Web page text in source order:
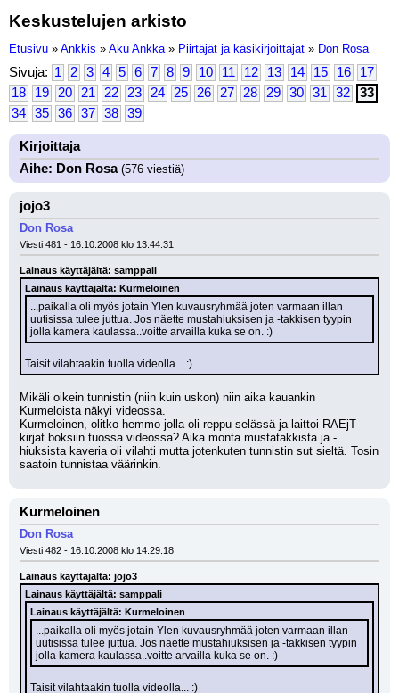
Keskustelujen arkisto
Etusivu » Ankkis » Aku Ankka » Piirtäjät ja käsikirjoittajat » Don Rosa
Sivuja: 1 2 3 4 5 6 7 8 9 10 11 12 13 14 15 16
17
18
19 20 21 22 23 24 25 26 27 28 29 30 31 32
33
34
35 36 37 38 39
Kirjoittaja
Aihe: Don Rosa(576 viestiä)
jojo3
Don Rosa
Viesti 481 - 16.10.2008 klo 13:44:31
Lainaus käyttäjältä: samppali
Lainaus käyttäjältä: Kurmeloinen
...paikalla oli myös jotain Ylen kuvausryhmää joten varmaan illan
uutisissa tulee juttua. Jos näette mustahiuksisen ja -takkisen tyypin
jolla kamera kaulassa..voitte arvailla kuka se on. :)
Taisit vilahtaakin tuolla videolla... :)
Mikäli oikein tunnistin (niin kuin uskon) niin aika kauankin
Kurmeloista näkyi videossa.
Kurmeloinen, olitko hemmo jolla oli reppu selässä ja laittoi RAEjT -
kirjat boksiin tuossa videossa? Aika monta mustatakkista ja -
hiuksista kaveria oli vilahti mutta jotenkuten tunnistin sut sieltä. Tosin
saatoin tunnistaa väärinkin.
Kurmeloinen
Don Rosa
Viesti 482 - 16.10.2008 klo 14:29:18
Lainaus käyttäjältä: jojo3
Lainaus käyttäjältä: samppali
Lainaus käyttäjältä: Kurmeloinen
...paikalla oli myös jotain Ylen kuvausryhmää joten varmaan illan
uutisissa tulee juttua. Jos näette mustahiuksisen ja -takkisen tyypin
jolla kamera kaulassa..voitte arvailla kuka se on. :)
Taisit vilahtaakin tuolla videolla... :)